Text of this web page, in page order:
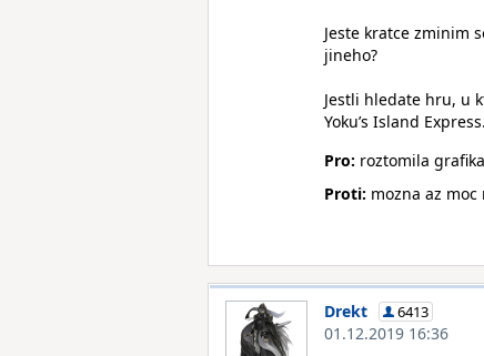
Jeste kratce zminim
jineho?
Jestli hledate hru, u
Yoku’s Island Express.
Pro: roztomila
Proti: mozna az
Drekt 6413
01.12.2019 16:36